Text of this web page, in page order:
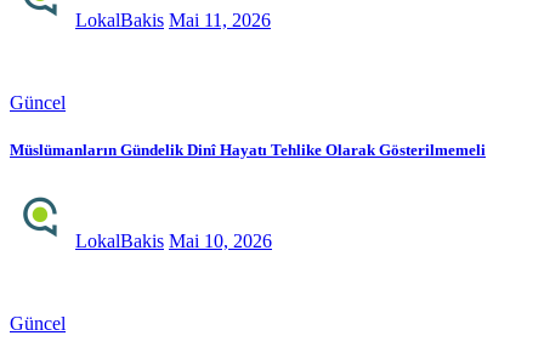
LokalBakis Mai 11, 2026
Güncel
Müslümanların Gündelik Dinî Hayatı Tehlike Olarak Gösterilmemeli
LokalBakis Mai 10, 2026
Güncel